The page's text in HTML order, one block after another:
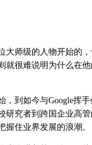
师级的人物开始的，
就很难说明为什么在
如今与Google挥手
研究者到跨国企业高
住业界发展的浪潮。